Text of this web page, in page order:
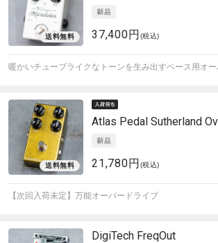
37,400円 (税込)
暖かいチューブライクなトーンを生み出すベース用オー
Atlas Pedal Sutherland
21,780円 (税込)
【次回入荷未定】万能オーバードライブ
DigiTech FreqOut